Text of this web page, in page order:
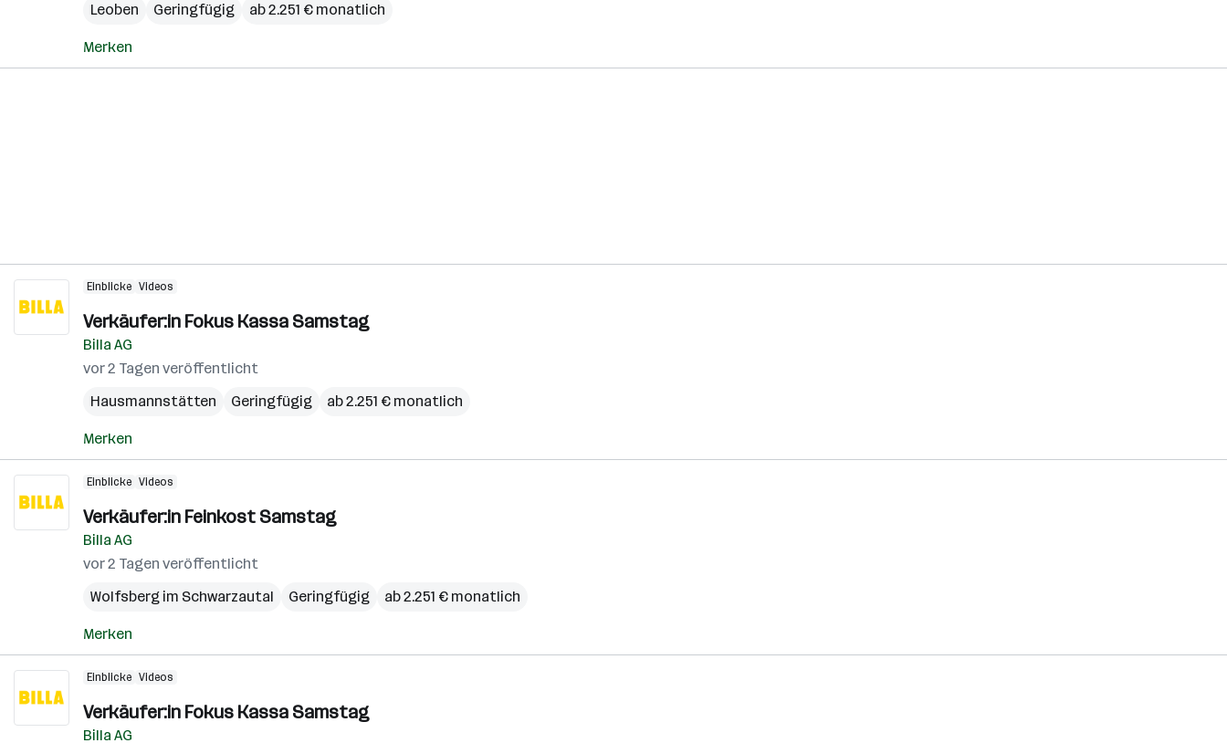
Leoben
Geringfügig ab 2.251 € monatlich
Merken
Einblicke Videos
Verkäufer:in Fokus Kassa Samstag
Billa AG
vor 2 Tagen veröffentlicht
Hausmannstätten
Geringfügig ab 2.251 € monatlich
Merken
Einblicke Videos
Verkäufer:in Feinkost Samstag
Billa AG
vor 2 Tagen veröffentlicht
Wolfsberg im Schwarzautal
Geringfügig ab 2.251 € monatlich
Merken
Einblicke Videos
Verkäufer:in Fokus Kassa Samstag
Billa AG